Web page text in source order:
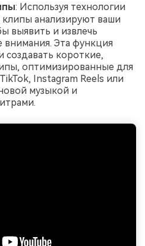
: Используя технологии
анализируют ваши
выявить и извлечь
Эта функция
создавать короткие,
оптимизированные для
Instagram Reels или
музыкой и